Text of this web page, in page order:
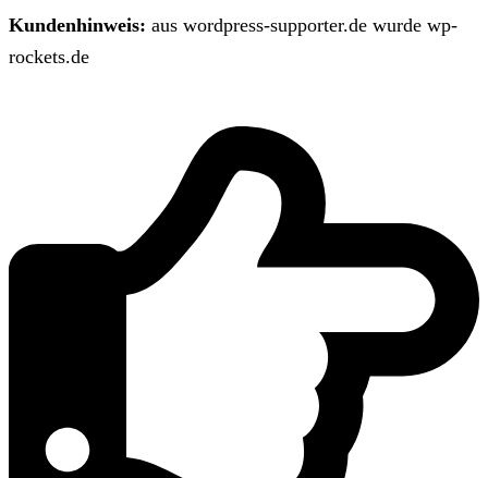
Kundenhinweis: aus wordpress-supporter.de wurde wp-
rockets.de